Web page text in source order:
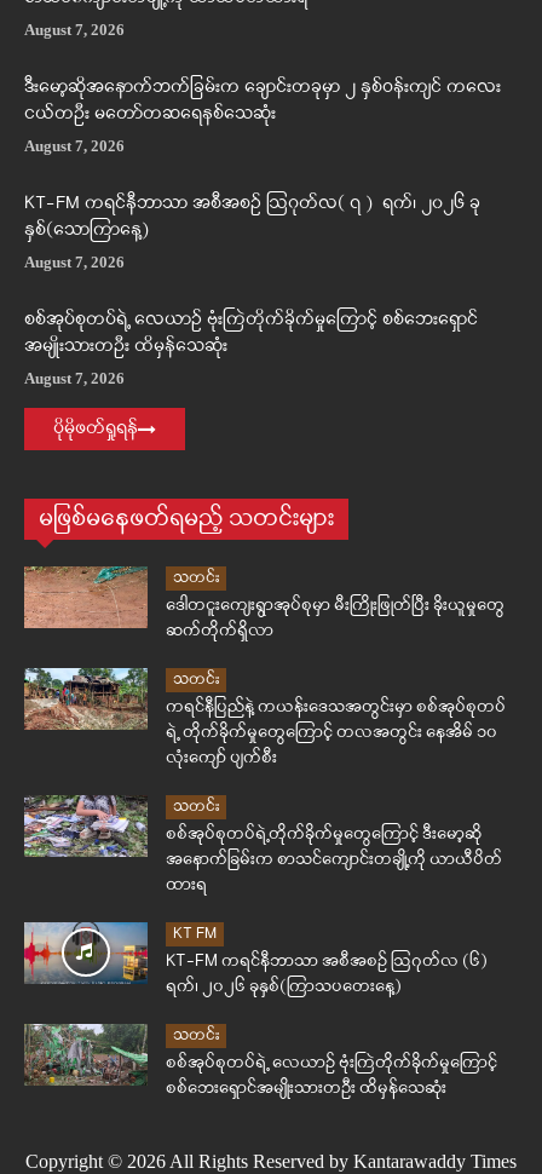
August 7, 2026
ဒီးမော့ဆိုအနောက်ဘက်ခြမ်းက ချောင်းတခုမှာ ၂ နှစ်ဝန်းကျင် ကလေး
ငယ်တဦး မတော်တဆရေနစ်သေဆုံး
August 7, 2026
KT-FM ကရင်နီဘာသာ အစီအစဉ် ဩဂုတ်လ( ၇ ) ရက်၊ ၂၀၂၆ ခု
နှစ်(သောကြာနေ့)
August 7, 2026
စစ်အုပ်စုတပ်ရဲ့ လေယာဉ် ဗုံးကြဲတိုက်ခိုက်မှုကြောင့် စစ်ဘေးရှောင်
အမျိုးသားတဦး ထိမှန်သေဆုံး
August 7, 2026
ပိုမိုဖတ်ရှုရန်
မဖြစ်မနေဖတ်ရမည့် သတင်းများ
သတင်း
ဒေါတငူးကျေးရွာအုပ်စုမှာ မီးကြိုးဖြုတ်ပြီး ခိုးယူမှုတွေ
ဆက်တိုက်ရှိလာ
သတင်း
ကရင်နီပြည်နဲ့ ကယန်းဒေသအတွင်းမှာ စစ်အုပ်စုတပ်
ရဲ့ တိုက်ခိုက်မှုတွေကြောင့် တလအတွင်း နေအိမ် ၁၀
လုံးကျော် ပျက်စီး
သတင်း
စစ်အုပ်စုတပ်ရဲ့တိုက်ခိုက်မှုတွေကြောင့် ဒီးမော့ဆို
အနောက်ခြမ်းက စာသင်ကျောင်းတချို့ကို ယာယီပိတ်
ထားရ
KT FM
KT-FM ကရင်နီဘာသာ အစီအစဉ် ဩဂုတ်လ (၆)
ရက်၊ ၂၀၂၆ ခုနှစ်(ကြာသပတေးနေ့)
သတင်း
စစ်အုပ်စုတပ်ရဲ့ လေယာဉ် ဗုံးကြဲတိုက်ခိုက်မှုကြောင့်
စစ်ဘေးရှောင်အမျိုးသားတဦး ထိမှန်သေဆုံး
Copyright © 2026 All Rights Reserved by Kantarawaddy Times